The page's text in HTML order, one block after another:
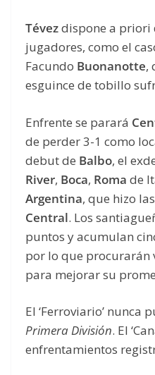
Tévezdispone a priori
jugadores, como el
Facundo Buonanotte,
esguince de tobillo
Enfrente se parará
de perder 3-1 como
debut de Balbo, el
River, Boca, Roma de
Argentina, que hizo
Central. Los
puntos y acumulan
por lo que procurarán
para mejorar su
El ‘Ferroviario’ nunca
Primera División. El
enfrentamientos